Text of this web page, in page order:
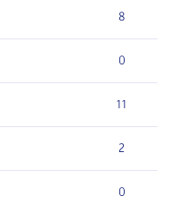
8
0
11
2
0